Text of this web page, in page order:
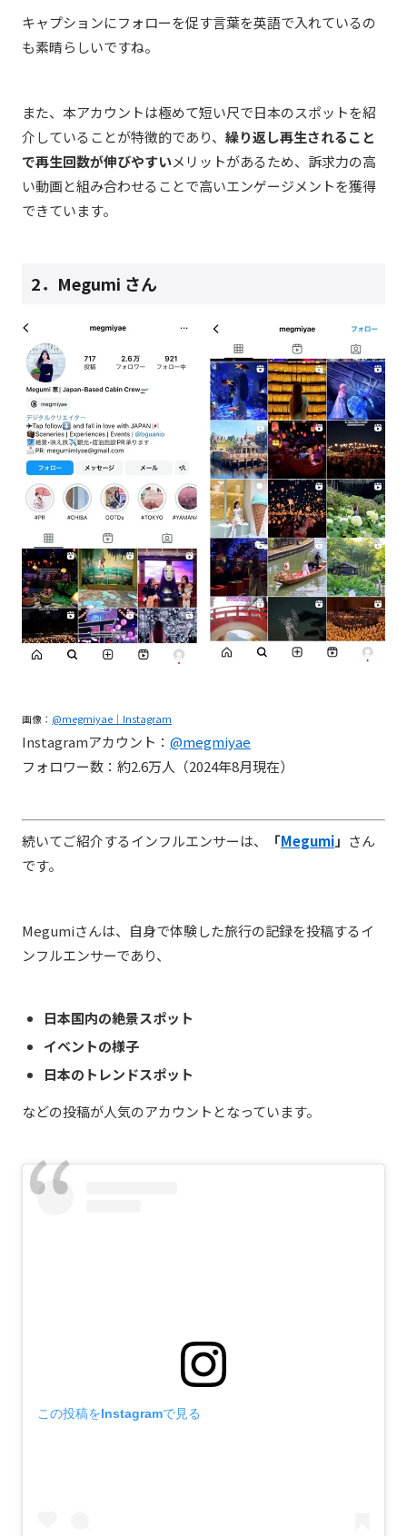
キャプションにフォローを促す言葉を英語で入れているの
も素晴らしいですね。
また、本アカウントは極めて短い尺で日本のスポットを紹
介していることが特徴的であり、 繰り返し再生されること
で再生回数が伸びやすいメリットがあるため、訴求力の高
い動画と組み合わせることで高いエンゲージメントを獲得
できています。
2． Megumi さん
画像： @megmiyae｜Instagram
Instagramアカウント： @megmiyae
フォロワー数：約2.6万人（2024年8月現在）
続いてご紹介するインフルエンサーは、 「Megumi」 さん
です。
Megumiさんは、自身で体験した旅行の記録を投稿するイ
ンフルエンサーであり、
日本国内の絶景スポット
イベントの様子
日本のトレンドスポット
などの投稿が人気のアカウントとなっています。
この投稿をInstagramで見る